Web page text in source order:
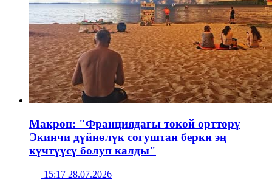
Макрон: "Франциядагы токой өрттөрү
Экинчи дүйнөлүк согуштан берки эң
күчтүүсү болуп калды"
15:17 28.07.2026